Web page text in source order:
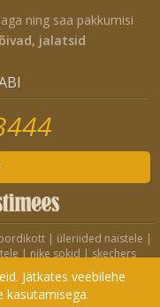
ning saa pakkumisi
jalatsid
| üleriided naistele |
| nike sokid | skechers
| nike spordikott | crocs
dressikomplekt
Jätkates veebilehe
kasutamisega.